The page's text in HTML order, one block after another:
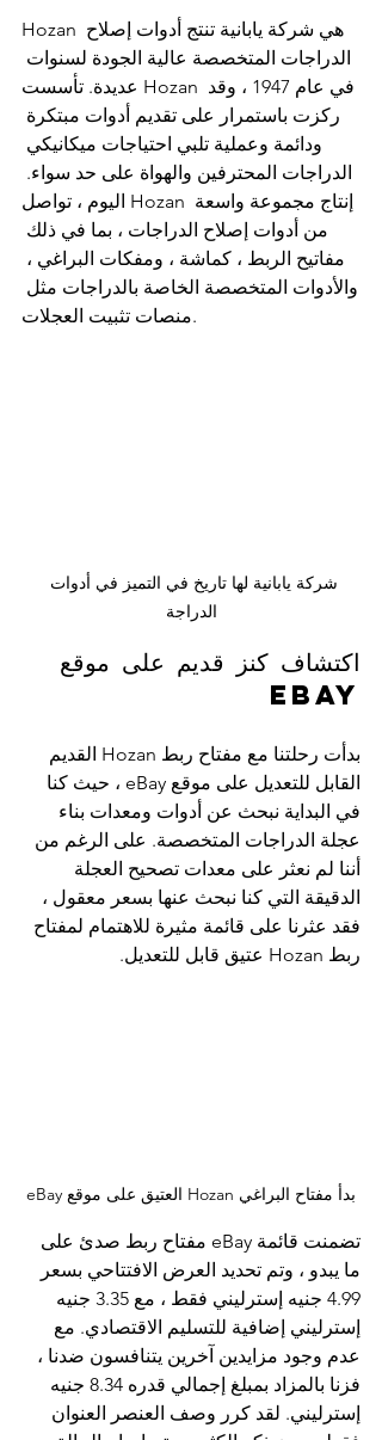
Hozan هي شركة يابانية تنتج أدوات إصلاح
الدراجات المتخصصة عالية الجودة لسنوات
عديدة. تأسست Hozan في عام 1947 ، وقد
ركزت باستمرار على تقديم أدوات مبتكرة
ودائمة وعملية تلبي احتياجات ميكانيكي
الدراجات المحترفين والهواة على حد سواء.
اليوم ، تواصل Hozan إنتاج مجموعة واسعة
من أدوات إصلاح الدراجات ، بما في ذلك
مفاتيح الربط ، كماشة ، ومفكات البراغي ،
والأدوات المتخصصة الخاصة بالدراجات مثل
منصات تثبيت العجلات.
شركة يابانية لها تاريخ في التميز في أدوات
الدراجة
اكتشاف كنز قديم على موقع
eBay
بدأت رحلتنا مع مفتاح ربط Hozan القديم
القابل للتعديل على موقع eBay ، حيث كنا
في البداية نبحث عن أدوات ومعدات بناء
عجلة الدراجات المتخصصة. على الرغم من
أننا لم نعثر على معدات تصحيح العجلة
الدقيقة التي كنا نبحث عنها بسعر معقول ،
فقد عثرنا على قائمة مثيرة للاهتمام لمفتاح
ربط Hozan عتيق قابل للتعديل.
بدأ مفتاح البراغي Hozan العتيق على موقع eBay
تضمنت قائمة eBay مفتاح ربط صدئ على
ما يبدو ، وتم تحديد العرض الافتتاحي بسعر
4.99 جنيه إسترليني فقط ، مع 3.35 جنيه
إسترليني إضافية للتسليم الاقتصادي. مع
عدم وجود مزايدين آخرين يتنافسون ضدنا ،
فزنا بالمزاد بمبلغ إجمالي قدره 8.34 جنيه
إسترليني. لقد كرر وصف العنصر العنوان